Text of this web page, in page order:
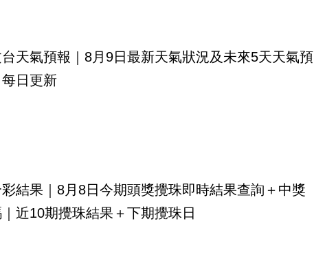
天氣預報｜8月9日最新天氣狀況及未來5天天氣預
日更新
結果｜8月8日今期頭獎攪珠即時結果查詢＋中獎
近10期攪珠結果＋下期攪珠日